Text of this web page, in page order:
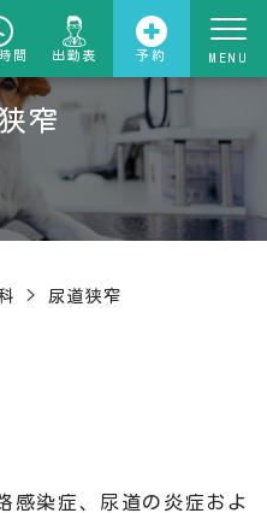
間 出勤表 予約
窄
> 尿道狭窄
感染症、尿道の炎症およ